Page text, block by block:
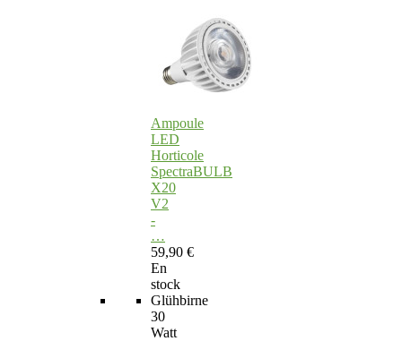
Ampoule
LED
Horticole
SpectraBULB
X20
V2
-
…
59,90 €
En
stock
Glühbirne
30
Watt